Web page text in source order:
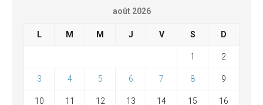
août 2026
L M M J V S D
1 2
3 4 5 6 7 8 9
10 11 12 13 14 15 16